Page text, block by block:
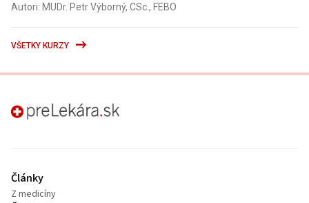
Autori: MUDr. Petr Výborný, CSc., FEBO
VŠETKY KURZY
preLekára.sk
Články
Z medicíny